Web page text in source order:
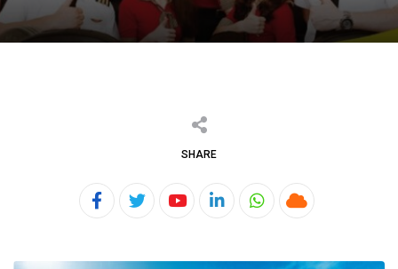
SHARE
YoutubeLinkedInWhatsapp
Cloud